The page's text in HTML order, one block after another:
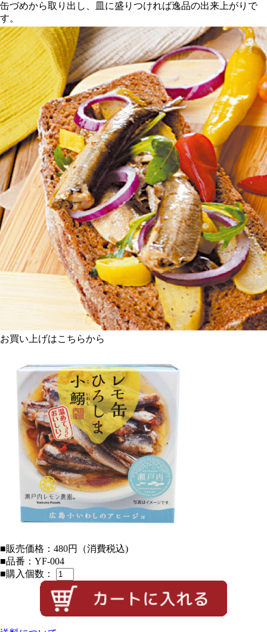
缶づめから取り出し、皿に盛りつければ逸品の出来上がりで
す。
お買い上げはこちらから
■販売価格： 480円
（消費税込)
■品番：YF-004
■購入個数：